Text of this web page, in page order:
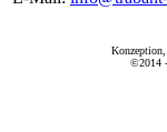
©2014